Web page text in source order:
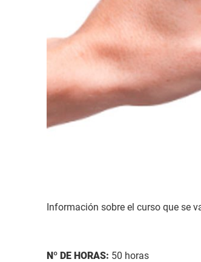
Información sobre el curso que se
Nº DE HORAS: 50 horas